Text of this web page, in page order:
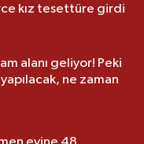
kız tesettüre girdi
alanı geliyor! Peki
ne zaman